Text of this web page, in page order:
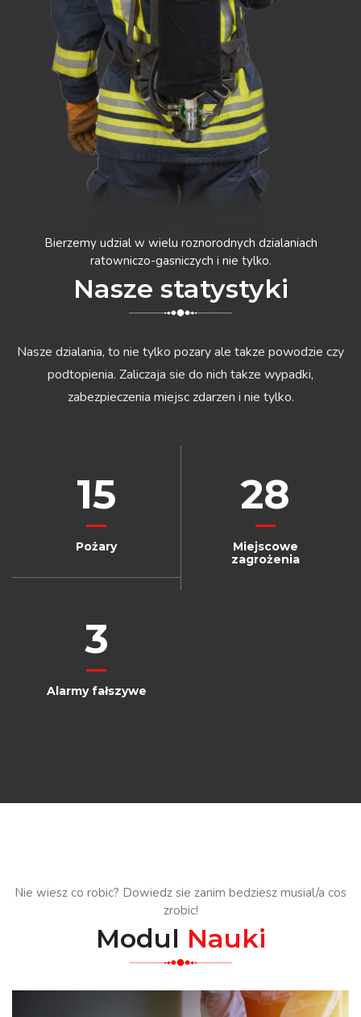
Bierzemy udzial w wielu roznorodnych dzialaniach
ratowniczo-gasniczych i nie tylko.
Nasze statystyki
Nasze dzialania, to nie tylko pozary ale takze powodzie czy
podtopienia. Zaliczaja sie do nich takze wypadki,
zabezpieczenia miejsc zdarzen i nie tylko.
15
Pożary
28
Miejscowe
zagrożenia
3
Alarmy fałszywe
Nie wiesz co robic? Dowiedz sie zanim bedziesz musial/a cos
zrobic!
Modul Nauki